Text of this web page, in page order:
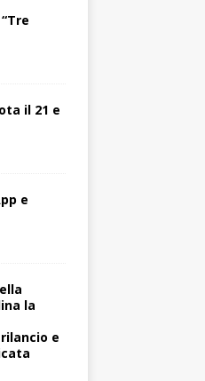
il 21 e
e
la
e